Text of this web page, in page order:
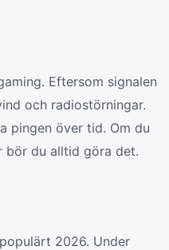
Eftersom signalen
och radiostörningar.
pingen över tid. Om du
bör du alltid göra det.
2026. Under